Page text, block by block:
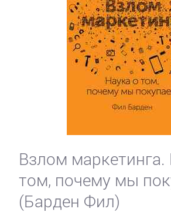
Взлом маркетинга.
том, почему мы
(Барден Фил)